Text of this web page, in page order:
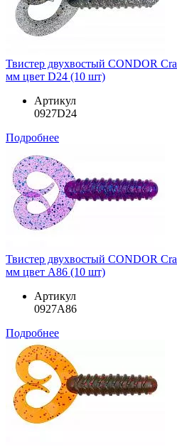
Твистер двухвостый CONDOR
мм цвет D24 (10 шт)
Артикул
0927D24
Подробнее
Твистер двухвостый CONDOR
мм цвет A86 (10 шт)
Артикул
0927A86
Подробнее